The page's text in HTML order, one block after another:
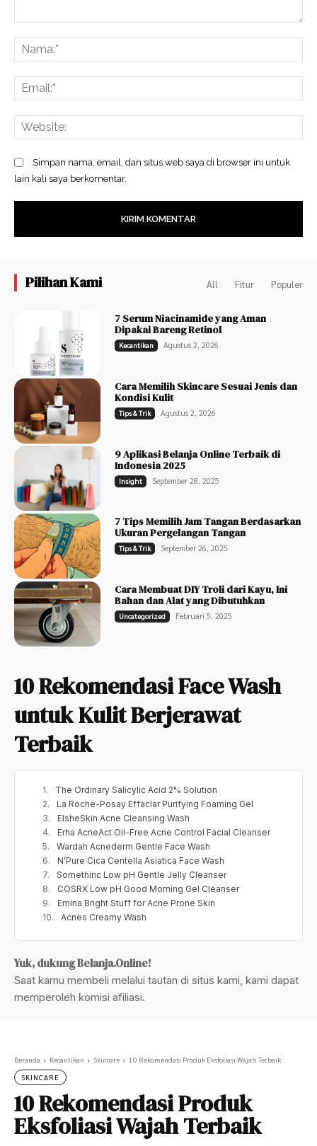
Simpan nama, email, dan situs web saya di browser ini untuk
lain kali saya berkomentar.
Pilihan Kami All Fitur Populer
7 Serum Niacinamide yang Aman
Dipakai Bareng Retinol
Kecantikan Agustus 2, 2026
Cara Memilih Skincare Sesuai Jenis dan
Kondisi Kulit
Tips & Trik Agustus 2, 2026
9 Aplikasi Belanja Online Terbaik di
Indonesia 2025
Insight September 28, 2025
7 Tips Memilih Jam Tangan Berdasarkan
Ukuran Pergelangan Tangan
Tips & Trik September 26, 2025
Cara Membuat DIY Troli dari Kayu, Ini
Bahan dan Alat yang Dibutuhkan
Uncategorized Februari 5, 2025
10 Rekomendasi Face Wash
untuk Kulit Berjerawat
Terbaik
The Ordinary Salicylic Acid 2% Solution
La Roche-Posay Effaclar Purifying Foaming Gel
ElsheSkin Acne Cleansing Wash
Erha AcneAct Oil-Free Acne Control Facial Cleanser
Wardah Acnederm Gentle Face Wash
N’Pure Cica Centella Asiatica Face Wash
Somethinc Low pH Gentle Jelly Cleanser
COSRX Low pH Good Morning Gel Cleanser
Emina Bright Stuff for Acne Prone Skin
Acnes Creamy Wash
Yuk, dukung Belanja.Online!
Saat kamu membeli melalui tautan di situs kami, kami dapat
memperoleh komisi afiliasi.